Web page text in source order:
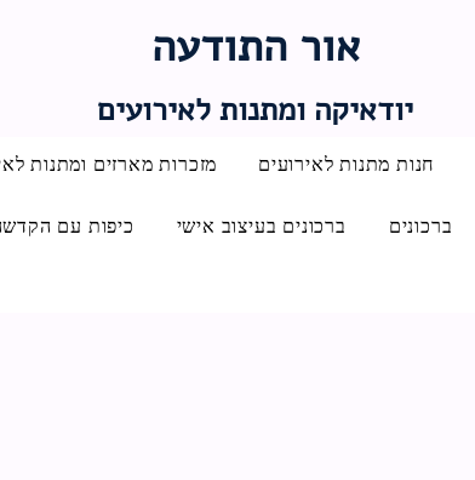
אור התודעה
יודאיקה ומתנות לאירועים
מזכרות מארזים ומתנות חנות מתנות לאירועים
כיפות עם ברכונים בעיצוב אישי ברכונים